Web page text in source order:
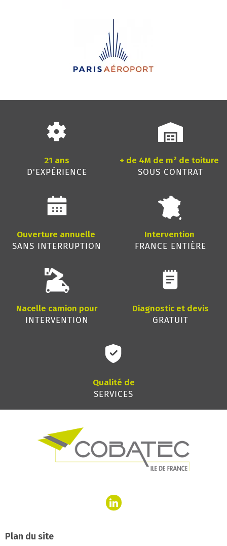
21 ans
D'EXPÉRIENCE
+ de 4M de m² de toiture
SOUS CONTRAT
Ouverture annuelle
SANS INTERRUPTION
Intervention
FRANCE ENTIÈRE
Nacelle camion pour
INTERVENTION
Diagnostic et devis
GRATUIT
Qualité de
SERVICES
Plan du site